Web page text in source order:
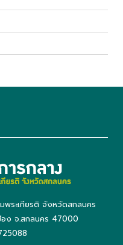
พระเกียรติ จังหวัดสกลนคร
อง จ.สกลนคร 47000